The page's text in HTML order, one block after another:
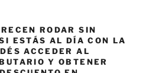
RODAR SIN
ESTÁS AL DÍA CON LA
ACCEDER AL
Y OBTENER